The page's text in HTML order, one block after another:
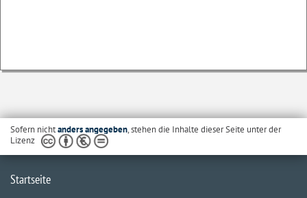
Sofern nichtanders angegeben, stehen die Inhalte dieser Seite unter der
Lizenz
Startseite